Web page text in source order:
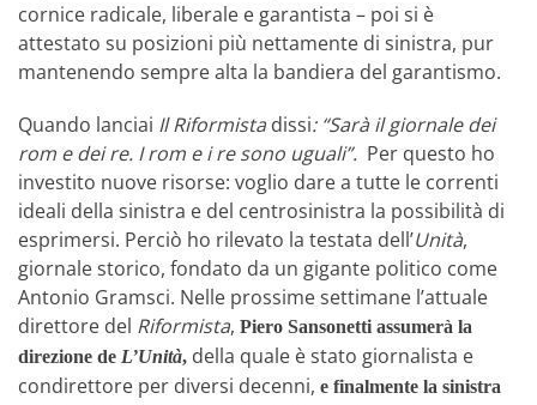
cornice radicale, liberale e garantista – poi si è
attestato su posizioni più nettamente di sinistra, pur
mantenendo sempre alta la bandiera del garantismo.
Quando lanciai Il Riformista dissi: “Sarà il giornale dei
rom e dei re. I rom e i re sono uguali”. Per questo ho
investito nuove risorse: voglio dare a tutte le correnti
ideali della sinistra e del centrosinistra la possibilità di
esprimersi. Perciò ho rilevato la testata dell’Unità,
giornale storico, fondato da un gigante politico come
Antonio Gramsci. Nelle prossime settimane l’attuale
direttore del Riformista, Piero Sansonetti assumerà la
direzione de L’Unità, della quale è stato giornalista e
condirettore per diversi decenni, e finalmente la sinistra